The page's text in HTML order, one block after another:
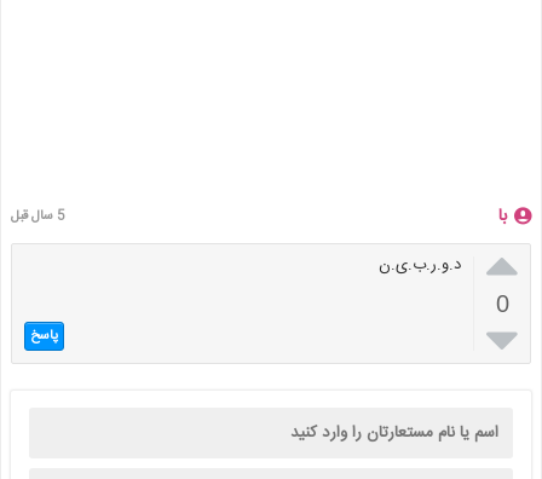
با 5 سال قبل

0

د.و.ر.ب.ی.ن
پاسخ